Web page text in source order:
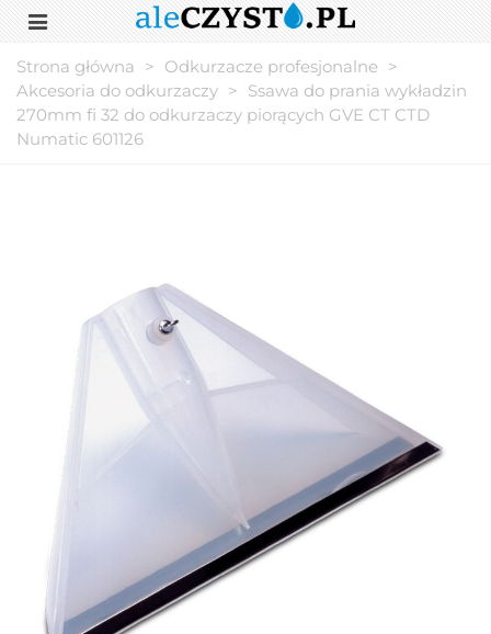
Strona główna > Odkurzacze profesjonalne >
Akcesoria do odkurzaczy > Ssawa do prania wykładzin
270mm fi 32 do odkurzaczy piorących GVE CT CTD
Numatic 601126